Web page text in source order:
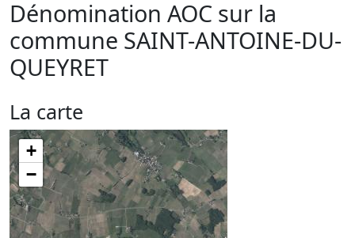
Dénomination AOC sur la
commune SAINT-ANTOINE-DU-
QUEYRET
La carte
+
−